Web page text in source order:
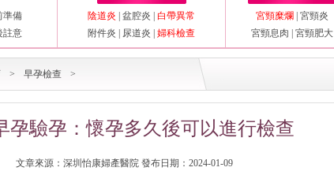
準備
註意
陰道炎 盆腔炎
白帶異常
附件炎
尿道炎 婦科檢查
宮頸糜爛
宮頸炎
宮頸息肉
宮頸肥大
> 早孕檢查 >
孕驗孕：懷孕多久後可以進行檢查
文章來源：深圳怡康婦產醫院 發布日期：2024-01-09